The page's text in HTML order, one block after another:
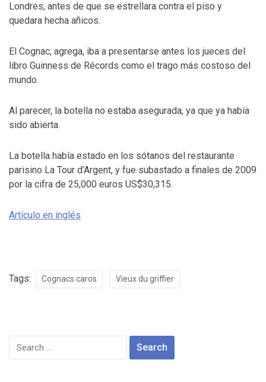
Londres, antes de que se estrellara contra el piso y
quedara hecha añicos.
El Cognac, agrega, iba a presentarse antes los jueces del
libro Guinness de Récords como el trago más costoso del
mundo.
Al parecer, la botella no estaba asegurada, ya que ya había
sido abierta.
La botella había estado en los sótanos del restaurante
parisino La Tour d’Argent, y fue subastado a finales de 2009
por la cifra de 25,000 euros US$30,315.
Artículo en inglés
Tags: Cognacs caros Vieux du griffier
Search
for: